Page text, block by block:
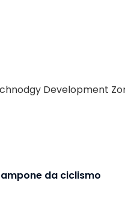
Development
da ciclismo